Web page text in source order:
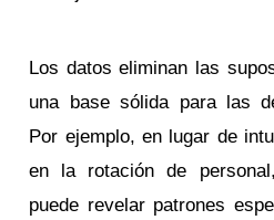
Los datos eliminan las
una base sólida para las
Por ejemplo, en lugar de
en la rotación de
puede revelar patrones